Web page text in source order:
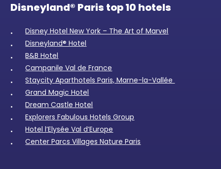
Disneyland® Paris top 10 hotels
Disney Hotel New York – The Art of Marvel
Disneyland® Hotel
B&B Hotel
Campanile Val de France
Staycity Aparthotels Paris, Marne-la-Vallée
Grand Magic Hotel
Dream Castle Hotel
Explorers Fabulous Hotels Group
Hotel l’Elysée Val d’Europe
Center Parcs Villages Nature Paris